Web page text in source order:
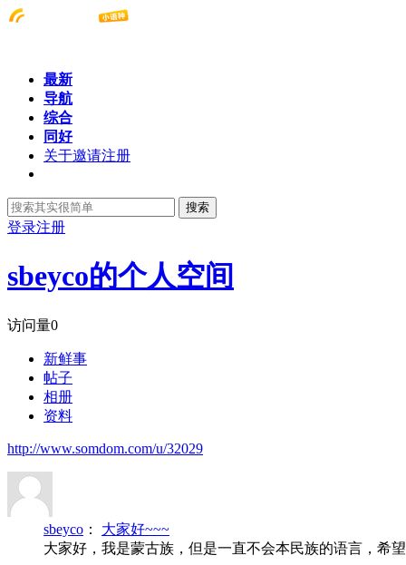
最新
导航
综合
同好
关于邀请注册
搜索
登录注册
sbeyco的个人空间
访问量0
新鲜事
帖子
相册
资料
http://www.somdom.com/u/32029
sbeyco ： 大家好~~~
大家好，我是蒙古族，但是一直不会本民族的语言，希